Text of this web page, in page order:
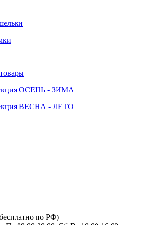
ОСЕНЬ - ЗИМА
ВЕСНА - ЛЕТО
по РФ)